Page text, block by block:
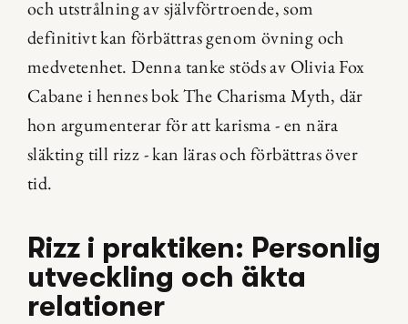
och utstrålning av självförtroende, som
definitivt kan förbättras genom övning och
medvetenhet. Denna tanke stöds av Olivia Fox
Cabane i hennes bok The Charisma Myth, där
hon argumenterar för att karisma - en nära
släkting till rizz - kan läras och förbättras över
tid.
Rizz i praktiken: Personlig
utveckling och äkta
relationer